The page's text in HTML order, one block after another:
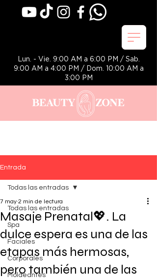
Lun. - Vie. 9:00 AM a 6:00 PM / Sab.
9:00 AM a 4:00 PM / Dom. 10:00 AM a
3:00 PM
Entrada
Todas las entradas
Spa
Faciales
Corporales
Moldeantes
Todas las entradas
Masaje Prenatal💖. La
dulce espera es una de las
etapas más hermosas,
pero también una de las
7 may 2 min de lectura